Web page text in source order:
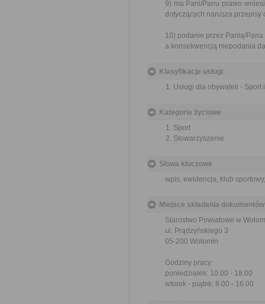
9) ma Pani/Panu prawo
dotyczących narusza
10) podanie przez Panią/
a konsekwencją niepodania
Klasyfikacje usługi
Usługi dla obywateli - Sport
Kategorie życiowe
Sport
Stowarzyszenie
Słowa kluczowe
wpis, ewidencja, klub
Miejsce składania dokumentów
Starostwo Powiatowe w
ul. Prądzyńskiego 3
05-200 Wołomin
Godziny pracy:
poniedziałek: 10.00 - 18.00
wtorek - piątek: 8.00 - 16.00